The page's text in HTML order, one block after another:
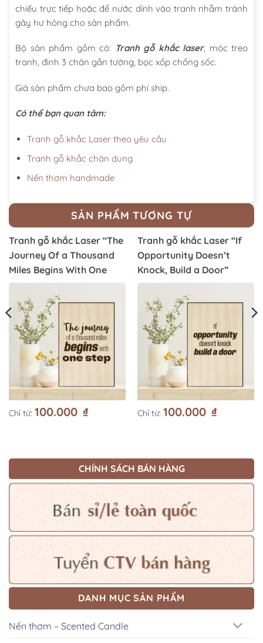
chiếu trực tiếp hoặc để nước dính vào tranh nhằm tránh
gây hư hỏng cho sản phẩm.
Bộ sản phẩm gồm có: Tranh gỗ khắc laser, móc treo
tranh, đinh 3 chân gắn tường, bọc xốp chống sốc.
Giá sản phẩm chưa bao gồm phí ship.
Có thể bạn quan tâm:
Tranh gỗ khắc Laser theo yêu cầu
Tranh gỗ khắc chân dung
Nến thơm handmade
SẢN PHẨM TƯƠNG TỰ
Tranh gỗ khắc Laser “The
Journey Of a Thousand
Miles Begins With One
Step”
Chỉ từ: 100.000 ₫
Tranh gỗ khắc Laser “If
Opportunity Doesn’t
Knock, Build a Door”
Chỉ từ: 100.000 ₫
CHÍNH SÁCH BÁN HÀNG
DANH MỤC SẢN PHẨM
Nến thơm – Scented Candle